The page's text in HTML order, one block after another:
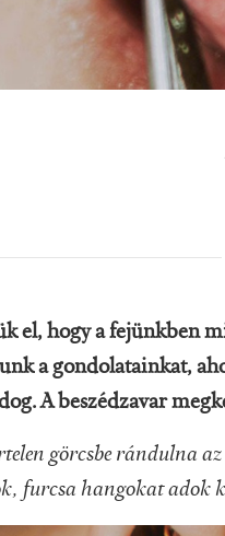
el, hogy a fejünkben
a gondolatainkat,
A beszédzavar
görcsbe rándulna
furcsa hangokat adok